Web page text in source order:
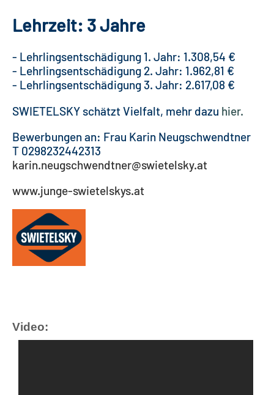
Lehrzeit: 3 Jahre
- Lehrlingsentschädigung 1. Jahr: 1.308,54 €
- Lehrlingsentschädigung 2. Jahr: 1.962,81 €
- Lehrlingsentschädigung 3. Jahr: 2.617,08 €
SWIETELSKY schätzt Vielfalt, mehr dazu hier.
Bewerbungen an: Frau Karin Neugschwendtner
T 0298232442313
karin.neugschwendtner@swietelsky.at
www.junge-swietelskys.at
Video: